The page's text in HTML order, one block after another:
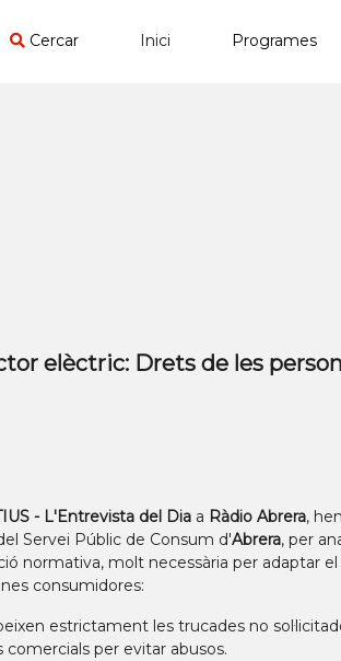
Cercar Inici Programes
elèctric: Drets de les
- L'Entrevista del Dia a Ràdio Abrera,
Servei Públic de Consum d'Abrera, per
normativa, molt necessària per adaptar
consumidores:
estrictament les trucades no
per evitar abusos.